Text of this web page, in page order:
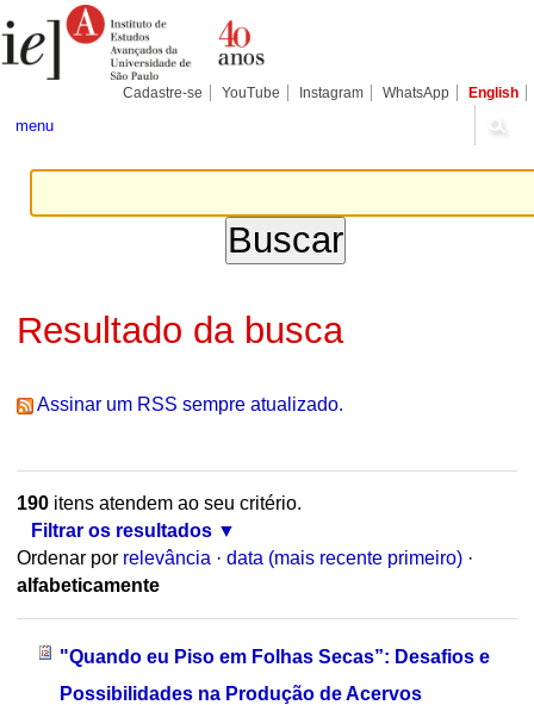
para
conteúdo.
Pessoais
Cadastre-se YouTube Instagram WhatsApp English
menu
Resultado da busca
Assinar um RSS sempre atualizado.
190itens atendem ao seu critério.
Filtrar os resultados
Ordenar por relevância · data (mais recente primeiro) ·
alfabeticamente
"Quando eu Piso em Folhas Secas”: Desafios e
Possibilidades na Produção de Acervos